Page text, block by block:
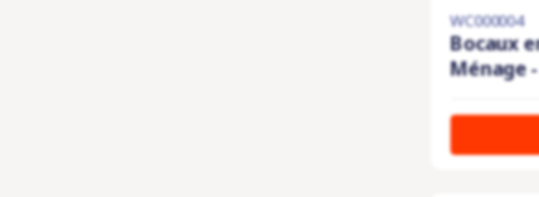
WC000004
Bocaux
Ménage